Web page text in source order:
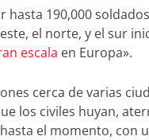
hasta 190,000
el norte, y el sur
escala en Europa».
cerca de varias
los civiles huyan,
el momento, con